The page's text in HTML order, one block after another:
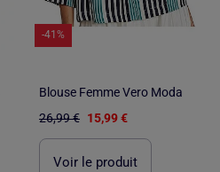
-41%
Blouse Femme Vero Moda
26,99 € 15,99 €
Voir le produit